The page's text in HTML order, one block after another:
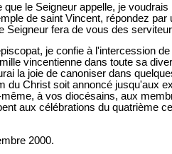
que le Seigneur appelle, je
de saint Vincent, répondez
Seigneur fera de vous des
je confie à l'intercession
vincentienne dans toute sa
la joie de canoniser dans
du Christ soit annoncé jusqu'aux
à vos diocésains, aux
aux célébrations du quatrième
2000.